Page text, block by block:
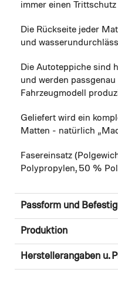
immer einen
Die Rückseite jeder
und
Die Autoteppiche sind
und werden
Fahrzeugmodell
Geliefert wird ein
Matten - natürlich
Fasereinsatz
Polypropylen, 50 %
Passform und
Produktion
Herstellerangaben u.